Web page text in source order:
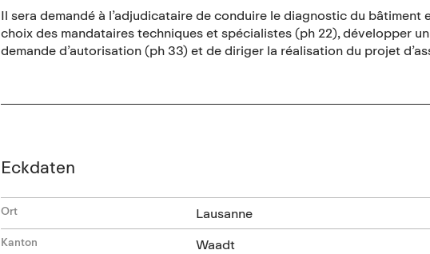
Il sera demandé à l’adjudicataire de conduire le diagnostic du
choix des mandataires techniques et spécialistes (ph 22), développer
demande d’autorisation (ph 33) et de diriger la réalisation du projet
Eckdaten
Ort Lausanne
Kanton Waadt